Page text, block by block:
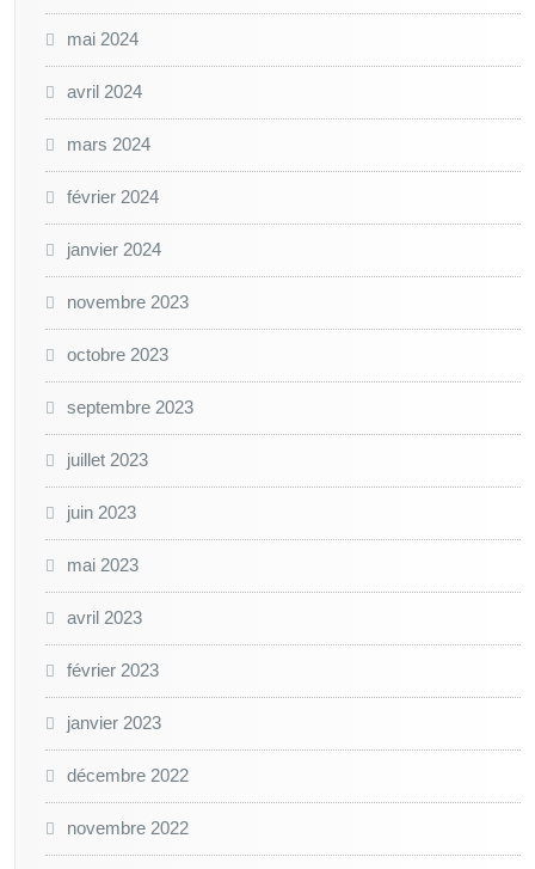
mai 2024
avril 2024
mars 2024
février 2024
janvier 2024
novembre 2023
octobre 2023
septembre 2023
juillet 2023
juin 2023
mai 2023
avril 2023
février 2023
janvier 2023
décembre 2022
novembre 2022